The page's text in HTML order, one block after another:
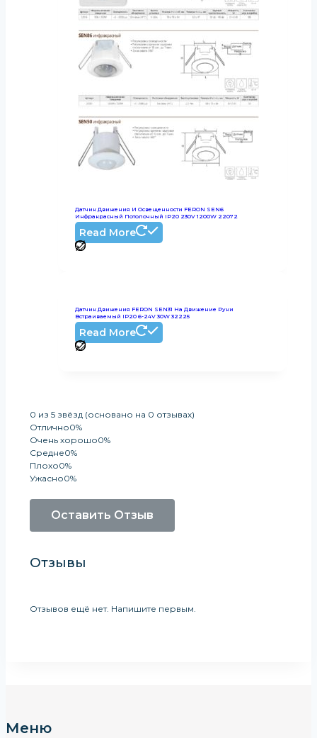
Датчик Движения И Освещенности FERON SEN6
Инфракрасный Потолочный IP20 230V 1200W 22072
Read More
Датчик Движения FERON SEN31 На Движение Руки
Встраиваемый IP20 6-24V 30W 32225
Read More
0 из 5 звёзд (основано на 0 отзывах)
Отлично0%
Очень хорошо0%
Средне0%
Плохо0%
Ужасно0%
Оставить Отзыв
Отзывы
Отзывов ещё нет. Напишите первым.
Меню